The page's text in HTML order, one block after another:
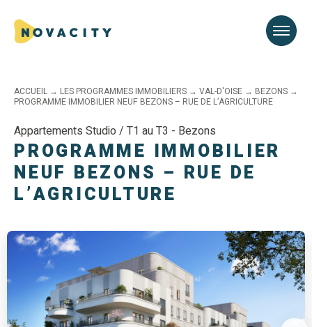
ACCUEIL → LES PROGRAMMES IMMOBILIERS → VAL-D'OISE → BEZONS →
PROGRAMME IMMOBILIER NEUF BEZONS – RUE DE L’AGRICULTURE
Appartements Studio / T1 au T3 - Bezons
PROGRAMME IMMOBILIER
NEUF BEZONS – RUE DE
L’AGRICULTURE